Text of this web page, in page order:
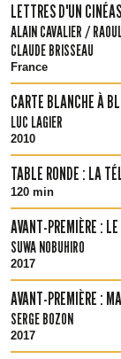
LETTRES D'UN
ALAIN CAVALIER /
CLAUDE BRISSEAU
France
CARTE BLANCHE À
LUC LAGIER
2010
TABLE RONDE : LA
120 min
AVANT-PREMIÈRE :
SUWA NOBUHIRO
2017
AVANT-PREMIÈRE :
SERGE BOZON
2017